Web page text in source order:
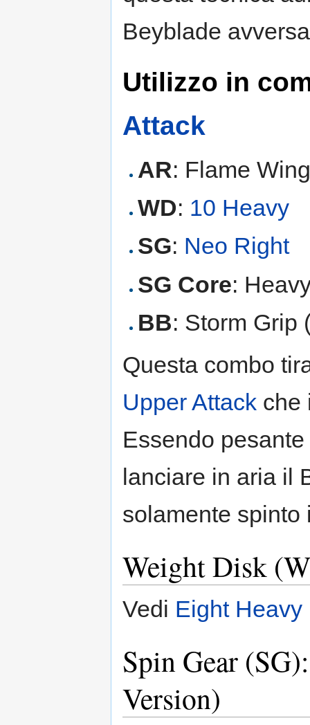
Beyblade
Utilizzo in
Attack
AR: Flame
WD: 10 Heavy
SG: Neo Right
SG Core:
BB: Storm Grip
Questa combo
Upper Attack
Essendo
lanciare in aria il
solamente spinto
Weight Disk
Vedi Eight Heavy
Spin Gear
Version)